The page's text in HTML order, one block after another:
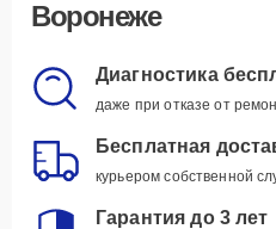
Воронеже
Диагностика
даже при отказе от
Бесплатная
курьером собственной
Гарантия до 3 лет